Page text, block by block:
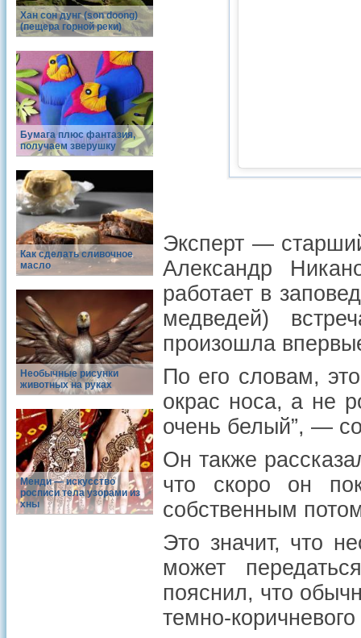
Хан сон дунг (son doong)
(пещера горной реки)
Бумага плюс фантазия,
получаем зверушку
Как сделать сливочное
масло
Необычные рисунки
животных на руках
Менди — искусство
росписи тела узорами из
хны
Эксперт —
Александр
работает в
медведей)
произошла
По его словам,
окрас носа, а не
очень белый”, —
Он также
что скоро он
собственным
Это значит, что
может
пояснил, что
темно-